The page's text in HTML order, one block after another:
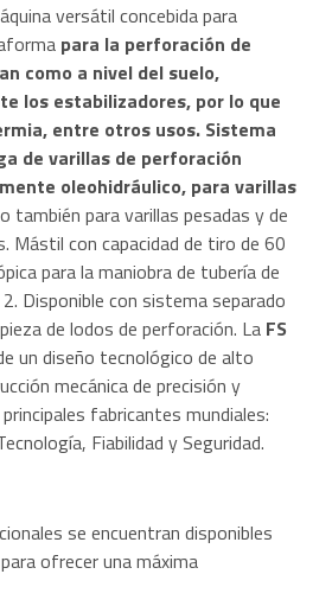
versátil concebida para
para la perforación de
como a nivel del suelo,
los estabilizadores, por lo que
entre otros usos. Sistema
de varillas de perforación
oleohidráulico, para varillas
también para varillas pesadas y de
Mástil con capacidad de tiro de 60
para la maniobra de tubería de
Disponible con sistema separado
de lodos de perforación. La FS
un diseño tecnológico de alto
mecánica de precisión y
fabricantes mundiales:
Fiabilidad y Seguridad.
se encuentran disponibles
ofrecer una máxima